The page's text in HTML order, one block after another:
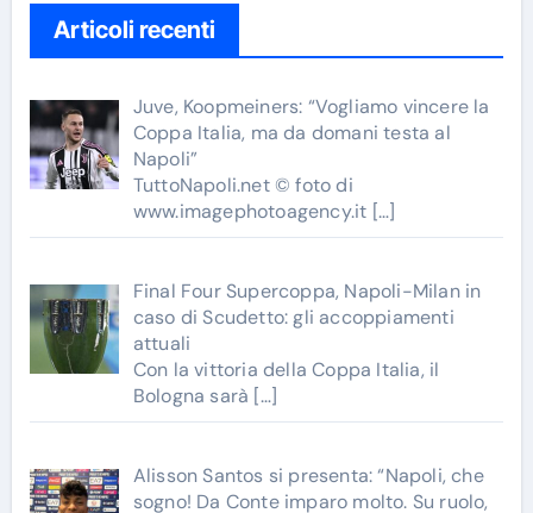
Articoli recenti
Juve, Koopmeiners: “Vogliamo vincere la
Coppa Italia, ma da domani testa al
Napoli”
TuttoNapoli.net © foto di
www.imagephotoagency.it […]
Final Four Supercoppa, Napoli-Milan in
caso di Scudetto: gli accoppiamenti
attuali
Con la vittoria della Coppa Italia, il
Bologna sarà […]
Alisson Santos si presenta: “Napoli, che
sogno! Da Conte imparo molto. Su ruolo,